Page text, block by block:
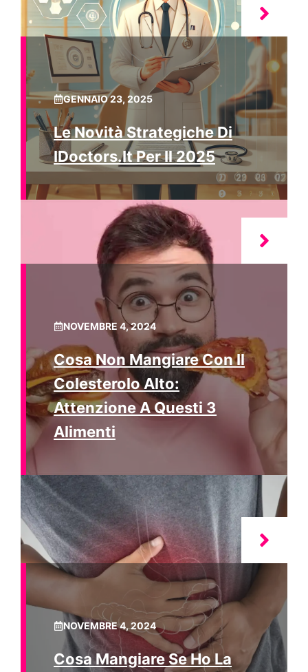
GENNAIO 23, 2025
Le Novità Strategiche Di
IDoctors.it Per Il 2025
NOVEMBRE 4, 2024
Cosa Non Mangiare Con Il
Colesterolo Alto:
Attenzione A Questi 3
Alimenti
NOVEMBRE 4, 2024
Cosa Mangiare Se Ho La